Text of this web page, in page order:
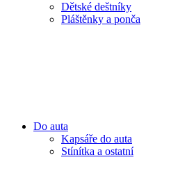
Dětské deštníky
Pláštěnky a ponča
Do auta
Kapsáře do auta
Stínítka a ostatní